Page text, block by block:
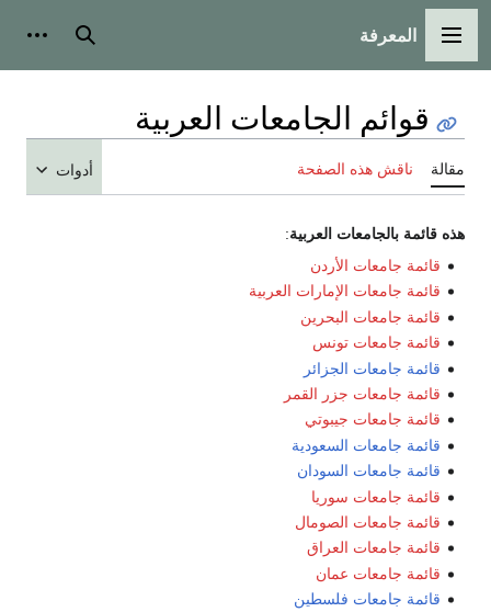
القائمة الرئيسية
المعرفة بحث
قوائم الجامعات العربية
مقالة ناقش هذه الصفحة أدوات
هذه قائمة بالجامعات العربية:
قائمة جامعات الأردن
قائمة جامعات الإمارات العربية
قائمة جامعات البحرين
قائمة جامعات تونس
قائمة جامعات الجزائر
قائمة جامعات جزر القمر
قائمة جامعات جيبوتي
قائمة جامعات السعودية
قائمة جامعات السودان
قائمة جامعات سوريا
قائمة جامعات الصومال
قائمة جامعات العراق
قائمة جامعات عمان
قائمة جامعات فلسطين